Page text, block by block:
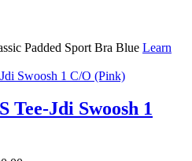
Padded Sport Bra Blue Learn
Tee-Jdi Swoosh 1